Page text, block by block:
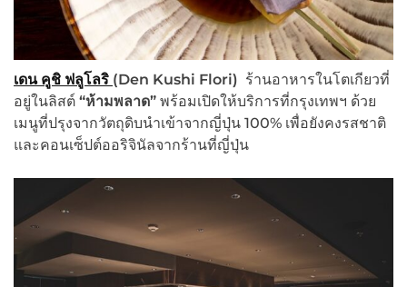
เดน คูชิ ฟลูโลริ (Den Kushi Flori) ร้านอาหารในโตเกียวที่
อยู่ในลิสต์ “ห้ามพลาด” พร้อมเปิดให้บริการที่กรุงเทพฯ ด้วย
เมนูที่ปรุงจากวัตถุดิบนำเข้าจากญี่ปุ่น 100% เพื่อยังคงรสชาติ
และคอนเซ็ปต์ออริจินัลจากร้านที่ญี่ปุ่น